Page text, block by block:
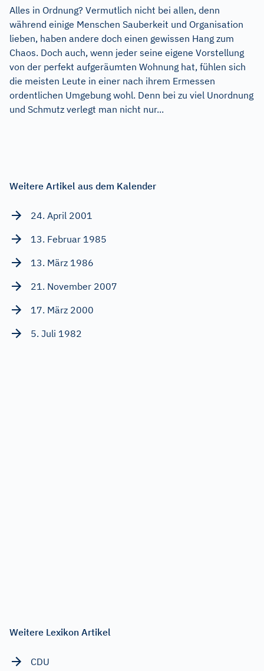
Alles in Ordnung? Vermutlich nicht bei allen, denn
während einige Menschen Sauberkeit und Organisation
lieben, haben andere doch einen gewissen Hang zum
Chaos. Doch auch, wenn jeder seine eigene Vorstellung
von der perfekt aufgeräumten Wohnung hat, fühlen sich
die meisten Leute in einer nach ihrem Ermessen
ordentlichen Umgebung wohl. Denn bei zu viel Unordnung
und Schmutz verlegt man nicht nur...
Weitere Artikel aus dem Kalender
24. April 2001
13. Februar 1985
13. März 1986
21. November 2007
17. März 2000
5. Juli 1982
Weitere Lexikon Artikel
CDU